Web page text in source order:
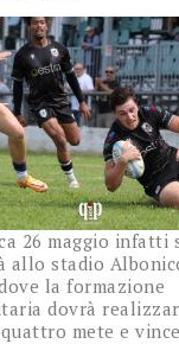
26 maggio infatti
allo stadio
la formazione
dovrà
mete e